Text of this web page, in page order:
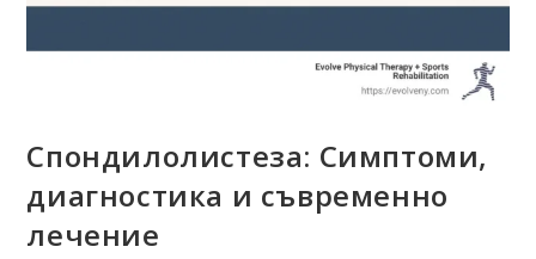
Спондилолистеза: Симптоми,
диагностика и съвременно
лечение